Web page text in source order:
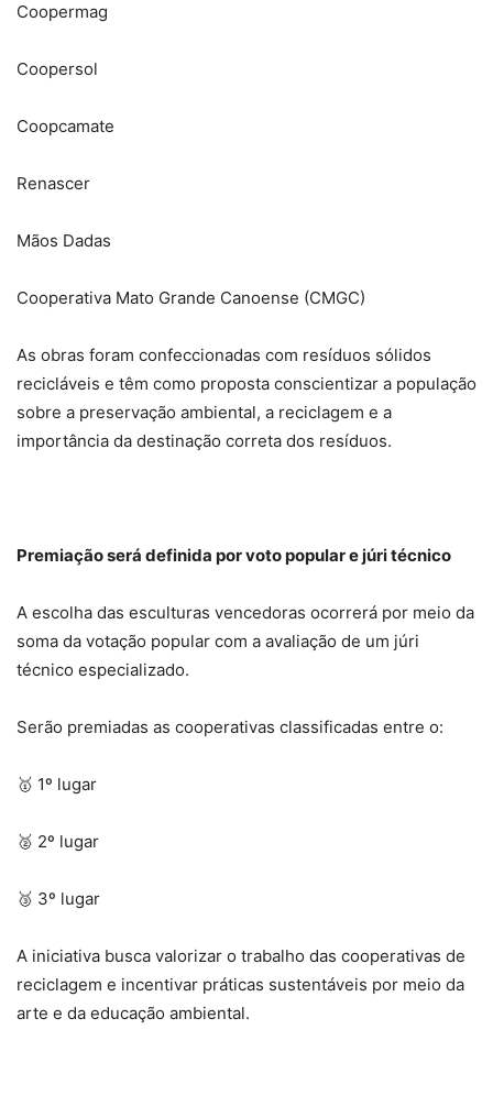
Coopermag
Coopersol
Coopcamate
Renascer
Mãos Dadas
Cooperativa Mato Grande Canoense (CMGC)
As obras foram confeccionadas com resíduos sólidos
recicláveis e têm como proposta conscientizar a população
sobre a preservação ambiental, a reciclagem e a
importância da destinação correta dos resíduos.
Premiação será definida por voto popular e júri técnico
A escolha das esculturas vencedoras ocorrerá por meio da
soma da votação popular com a avaliação de um júri
técnico especializado.
Serão premiadas as cooperativas classificadas entre o:
🥇 1º lugar
🥈 2º lugar
🥉 3º lugar
A iniciativa busca valorizar o trabalho das cooperativas de
reciclagem e incentivar práticas sustentáveis por meio da
arte e da educação ambiental.